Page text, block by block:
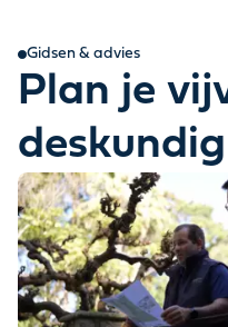
Gidsen & advies
Plan je